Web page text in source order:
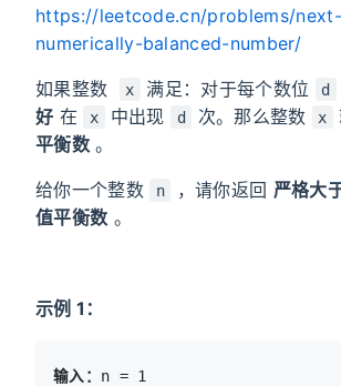
https://leetcode.cn/problems/
numerically-balanced-number/
如果整数 x 满足：对于每个数位 d
好 在 x 中出现 d 次。那么整数 x
平衡数。
给你一个整数 n ，请你返回 严格大
值平衡数 。
示例 1：
输入：